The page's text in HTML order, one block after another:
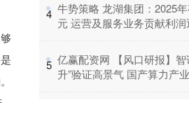
4 牛势策略 龙湖集团：2025
元 运营及服务业务贡献利润
5 亿赢配资网 【风口研报】智
升”验证高景气 国产算力产